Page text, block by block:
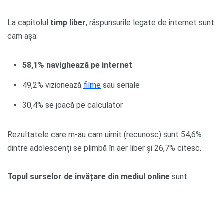
La capitolul timp liber, răspunsurile legate de internet sunt
cam așa:
58,1% navighează pe internet
49,2% vizionează filme sau seriale
30,4% se joacă pe calculator
Rezultatele care m-au cam uimit (recunosc) sunt 54,6%
dintre adolescenți se plimbă în aer liber și 26,7% citesc.
Topul surselor de învățare din mediul online sunt: